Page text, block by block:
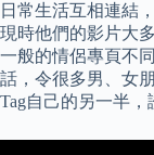
日常生活互相連結
現時他們的影片大
一般的情侶專頁不
話，令很多男、女
Tag自己的另一半，